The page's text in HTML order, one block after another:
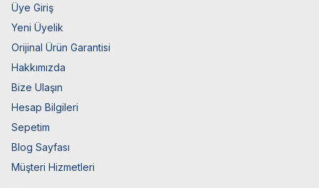
Üye Giriş
Yeni Üyelik
Orijinal Ürün Garantisi
Hakkımızda
Bize Ulaşın
Hesap Bilgileri
Sepetim
Blog Sayfası
Müşteri Hizmetleri